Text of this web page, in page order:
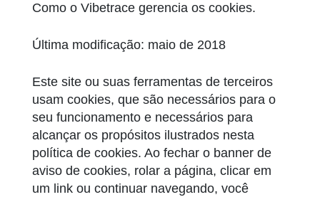
Como o Vibetrace gerencia os cookies.
Última modificação: maio de 2018
Este site ou suas ferramentas de terceiros
usam cookies, que são necessários para o
seu funcionamento e necessários para
alcançar os propósitos ilustrados nesta
política de cookies. Ao fechar o banner de
aviso de cookies, rolar a página, clicar em
um link ou continuar navegando, você